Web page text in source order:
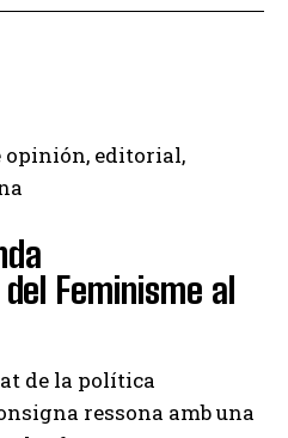
Feminisme al
de la política
ressona amb una